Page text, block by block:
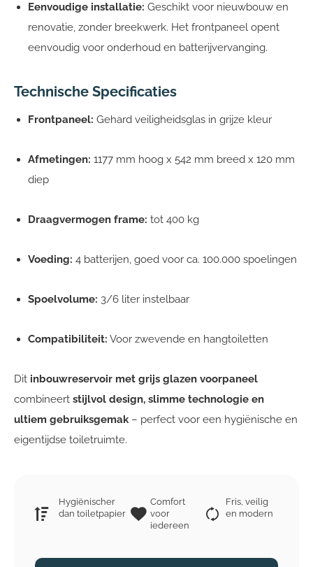
Eenvoudige installatie: Geschikt voor nieuwbouw en
renovatie, zonder breekwerk. Het frontpaneel opent
eenvoudig voor onderhoud en batterijvervanging.
Technische Specificaties
Frontpaneel: Gehard veiligheidsglas in grijze kleur
Afmetingen: 1177 mm hoog x 542 mm breed x 120 mm
diep
Draagvermogen frame: tot 400 kg
Voeding: 4 batterijen, goed voor ca. 100.000 spoelingen
Spoelvolume: 3/6 liter instelbaar
Compatibiliteit: Voor zwevende en hangtoiletten
Dit inbouwreservoir met grijs glazen voorpaneel
combineert stijlvol design, slimme technologie en
ultiem gebruiksgemak– perfect voor een hygiënische en
eigentijdse toiletruimte.
Hygiënischer
dan toiletpapier
Comfort
voor
iedereen
Fris, veilig
en modern